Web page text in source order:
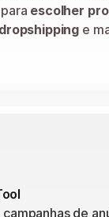
escolher
e
de